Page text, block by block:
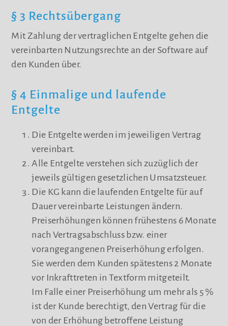
§ 3 Rechtsübergang
Mit Zahlung der vertraglichen Entgelte gehen die
vereinbarten Nutzungsrechte an der Software auf
den Kunden über.
§ 4 Einmalige und laufende
Entgelte
Die Entgelte werden im jeweiligen Vertrag
vereinbart.
Alle Entgelte verstehen sich zuzüglich der
jeweils gültigen gesetzlichen Umsatzsteuer.
Die KG kann die laufenden Entgelte für auf
Dauer vereinbarte Leistungen ändern.
Preiserhöhungen können frühestens 6 Monate
nach Vertragsabschluss bzw. einer
vorangegangenen Preiserhöhung erfolgen.
Sie werden dem Kunden spätestens 2 Monate
vor Inkrafttreten in Textform mitgeteilt.
Im Falle einer Preiserhöhung um mehr als 5 %
ist der Kunde berechtigt, den Vertrag für die
von der Erhöhung betroffene Leistung